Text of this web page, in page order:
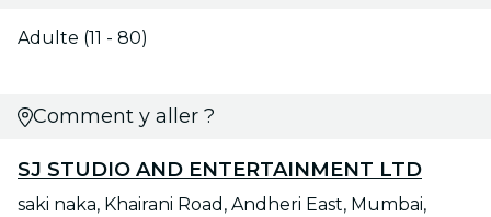
Adulte (11 - 80)
Comment y aller ?
SJ STUDIO AND ENTERTAINMENT LTD
saki naka, Khairani Road, Andheri East, Mumbai,